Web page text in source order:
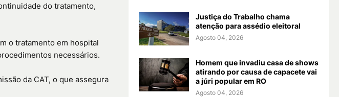
do tratamento,
o tratamento em hospital
necessários.
da CAT, o que assegura
Justiça do Trabalho chama
atenção para assédio eleitoral
Agosto 04, 2026
Homem que invadiu casa de shows
atirando por causa de capacete vai
a júri popular em RO
Agosto 04, 2026